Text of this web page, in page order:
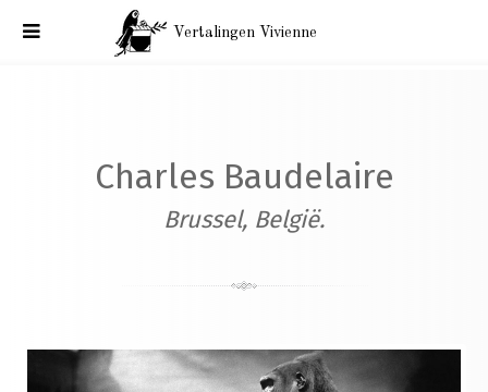
Vertalingen Vivienne
Charles Baudelaire
Brussel, België.